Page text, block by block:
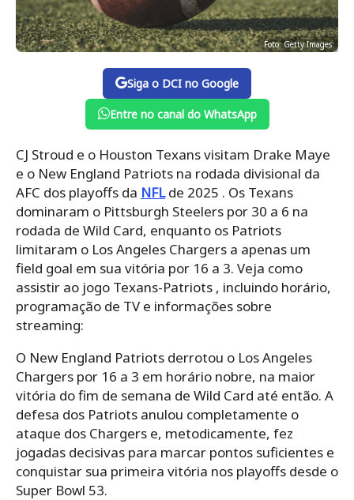
Foto: Getty Images
Siga o DCI no Google
Entre no canal do WhatsApp
CJ Stroud e o Houston Texans visitam Drake Maye
e o New England Patriots na rodada divisional da
AFC dos playoffs da NFLde 2025 . Os Texans
dominaram o Pittsburgh Steelers por 30 a 6 na
rodada de Wild Card, enquanto os Patriots
limitaram o Los Angeles Chargers a apenas um
field goal em sua vitória por 16 a 3. Veja como
assistir ao jogo Texans-Patriots , incluindo horário,
programação de TV e informações sobre
streaming:
O New England Patriots derrotou o Los Angeles
Chargers por 16 a 3 em horário nobre, na maior
vitória do fim de semana de Wild Card até então. A
defesa dos Patriots anulou completamente o
ataque dos Chargers e, metodicamente, fez
jogadas decisivas para marcar pontos suficientes e
conquistar sua primeira vitória nos playoffs desde o
Super Bowl 53.